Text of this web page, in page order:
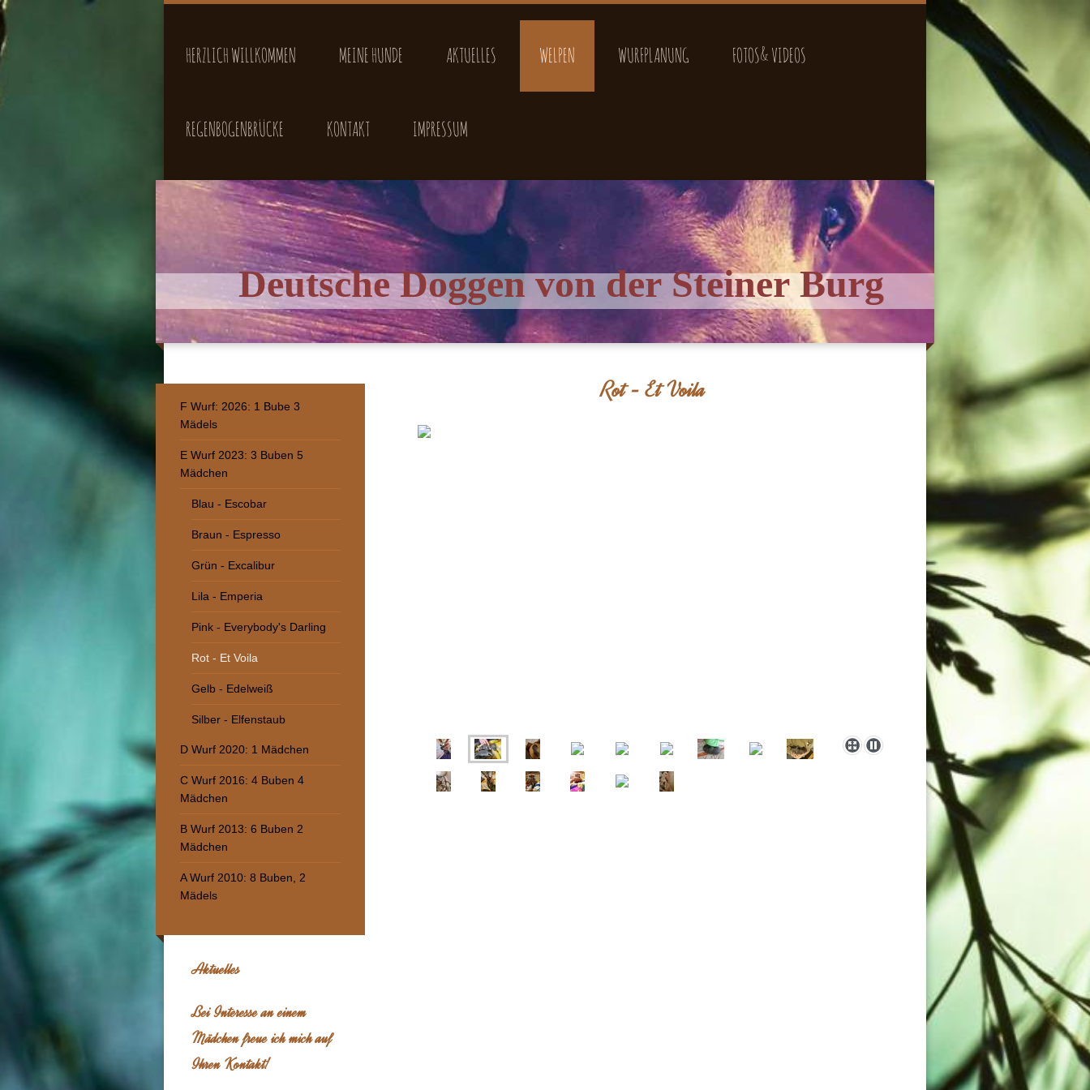
HERZLICH WILLKOMMEN MEINE HUNDE AKTUELLES WELPEN WURFPLANUNG FOTOS& VIDEOS
REGENBOGENBRÜCKE KONTAKT IMPRESSUM
Deutsche Doggen von der Steiner Burg
Rot - Et Voila
F Wurf: 2026: 1 Bube 3
Mädels
E Wurf 2023: 3 Buben 5
Mädchen
Blau - Escobar
Braun - Espresso
Grün - Excalibur
Lila - Emperia
Pink - Everybody's Darling
Rot - Et Voila
Gelb - Edelweiß
Silber - Elfenstaub
D Wurf 2020: 1 Mädchen
C Wurf 2016: 4 Buben 4
Mädchen
B Wurf 2013: 6 Buben 2
Mädchen
A Wurf 2010: 8 Buben, 2
Mädels
Aktuelles
Bei Interesse an einem
Mädchen freue ich mich auf
Ihren Kontakt!